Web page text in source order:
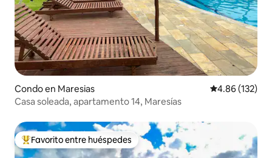
Condo en Maresias Calificación
4.86 (132)
Casa soleada, apartamento 14, Maresías
Favorito entre huéspedes preferido
Favorito entre huéspedes